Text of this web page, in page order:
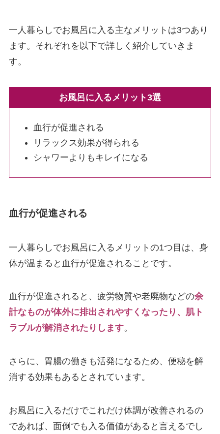
一人暮らしでお風呂に入る主なメリットは3つあり
ます。それぞれを以下で詳しく紹介していきま
す。
お風呂に入るメリット3選
血行が促進される
リラックス効果が得られる
シャワーよりもキレイになる
血行が促進される
一人暮らしでお風呂に入るメリットの1つ目は、身
体が温まると血行が促進されることです。
血行が促進されると、疲労物質や老廃物などの余
計なものが体外に排出されやすくなったり、肌ト
ラブルが解消されたりします。
さらに、胃腸の働きも活発になるため、便秘を解
消する効果もあるとされています。
お風呂に入るだけでこれだけ体調が改善されるの
であれば、面倒でも入る価値があると言えるでし